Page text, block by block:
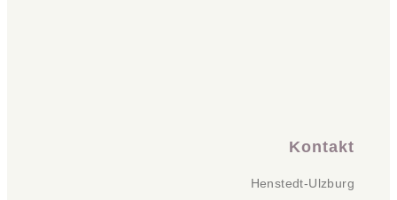
Kontakt
Henstedt-Ulzburg